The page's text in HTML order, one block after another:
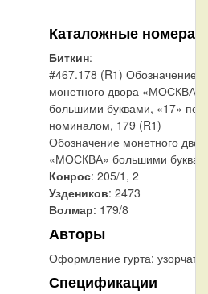
Каталожные номера
Биткин:
#467.178 (R1) Обозначение
монетного двора «МОСКВА»
большими буквами, «17» под
номиналом, 179 (R1)
Обозначение монетного
«МОСКВА» большими
Конрос: 205/1, 2
Уздеников: 2473
Волмар: 179/8
Авторы
Оформление гурта:
Спецификации